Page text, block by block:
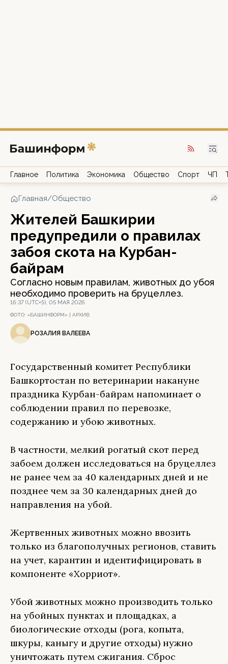
Главное Политика Экономика Общество Спорт ЧП
Главная/Общество
Жителей Башкирии
предупредили о правилах
забоя скота на Курбан-
байрам
Согласно новым правилам, животных до убоя
необходимо проверить на бруцеллез.
16:37 (UTC+5), 05 МАЯ 2026
ФОТО: «БАШИНФОРМ» | АРХИВ
РОЗАЛИЯ ВАЛЕЕВА
Государственный комитет Республики
Башкортостан по ветеринарии накануне
праздника Курбан-байрам напоминает о
соблюдении правил по перевозке,
содержанию и убою животных.
В частности, мелкий рогатый скот перед
забоем должен исследоваться на бруцеллез
не ранее чем за 40 календарных дней и не
позднее чем за 30 календарных дней до
направления на убой.
Жертвенных животных можно ввозить
только из благополучных регионов, ставить
на учет, карантин и идентифицировать в
компоненте «Хорриот».
Убой животных можно производить только
на убойных пунктах и площадках, а
биологические отходы (рога, копыта,
шкуры, каныгу и другие отходы) нужно
уничтожать путем сжигания. Сброс